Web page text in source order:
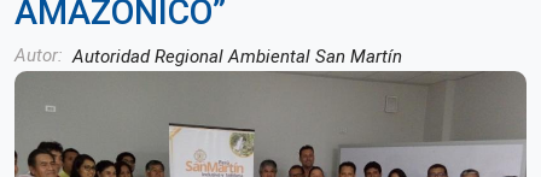
AMAZÓNICO”
Autor Autoridad Regional Ambiental San Martín